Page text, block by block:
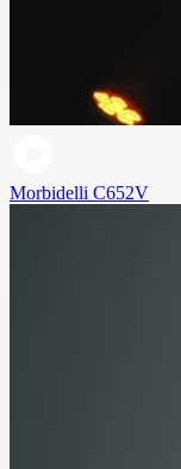
Morbidelli C652V